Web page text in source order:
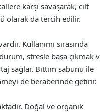
karşı savaşarak, cilt
olarak da tercih edilir.
Kullanımı sırasında
stresle başa çıkmak
sağlar. Bıttım sabunu ile
de beraberinde getirir.
Doğal ve organik